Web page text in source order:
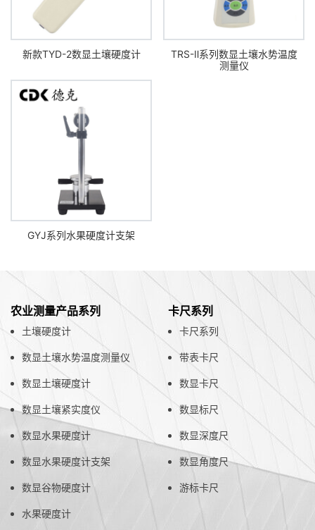
新款TYD-2数显土壤硬度计
TRS-Ⅱ系列数显土壤水势温度
测量仪
GYJ系列水果硬度计支架
农业测量产品系列
土壤硬度计
数显土壤水势温度测量仪
数显土壤硬度计
数显土壤紧实度仪
数显水果硬度计
数显水果硬度计支架
数显谷物硬度计
水果硬度计
卡尺系列
卡尺系列
带表卡尺
数显卡尺
数显标尺
数显深度尺
数显角度尺
游标卡尺